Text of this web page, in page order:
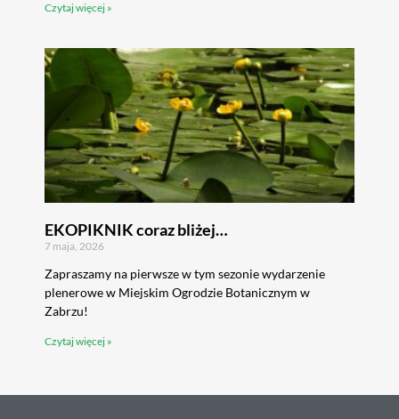
Czytaj więcej »
EKOPIKNIK coraz bliżej…
7 maja, 2026
Zapraszamy na pierwsze w tym sezonie wydarzenie
plenerowe w Miejskim Ogrodzie Botanicznym w
Zabrzu!
Czytaj więcej »